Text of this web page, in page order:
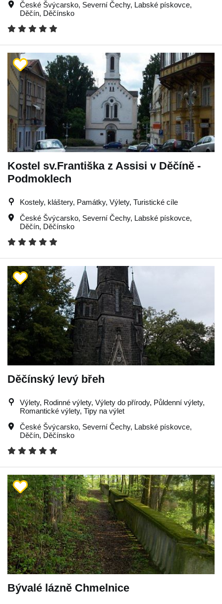
České Švýcarsko, Severní Čechy, Labské pískovce,
Děčín, Děčínsko
Kostel sv.Františka z Assisi v Děčíně -
Podmoklech
Kostely, kláštery, Památky, Výlety, Turistické cíle
České Švýcarsko, Severní Čechy, Labské pískovce,
Děčín, Děčínsko
Děčínský levý břeh
Výlety, Rodinné výlety, Výlety do přírody, Půldenní výlety,
Romantické výlety, Tipy na výlet
České Švýcarsko, Severní Čechy, Labské pískovce,
Děčín, Děčínsko
Bývalé lázně Chmelnice